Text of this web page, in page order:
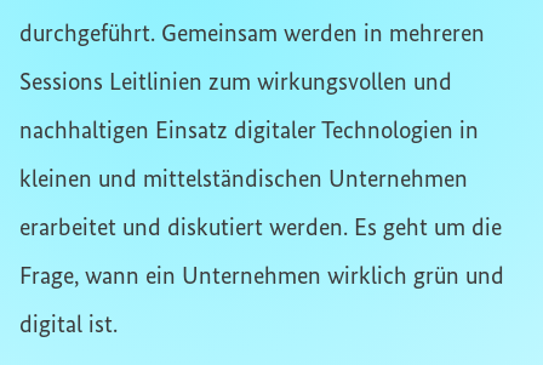
durchgeführt. Gemeinsam werden in mehreren
Sessions Leitlinien zum wirkungsvollen und
nachhaltigen Einsatz digitaler Technologien in
kleinen und mittelständischen Unternehmen
erarbeitet und diskutiert werden. Es geht um die
Frage, wann ein Unternehmen wirklich grün und
digital ist.